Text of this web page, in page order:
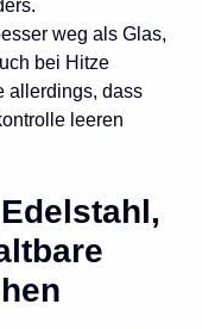
weg als Glas,
bei Hitze
allerdings, dass
leeren